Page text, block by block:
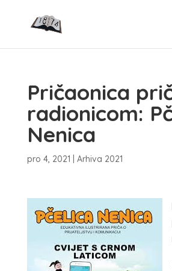
Pričaonica
radionicom:
Nenica
pro 4, 2021 Arhiva 2021